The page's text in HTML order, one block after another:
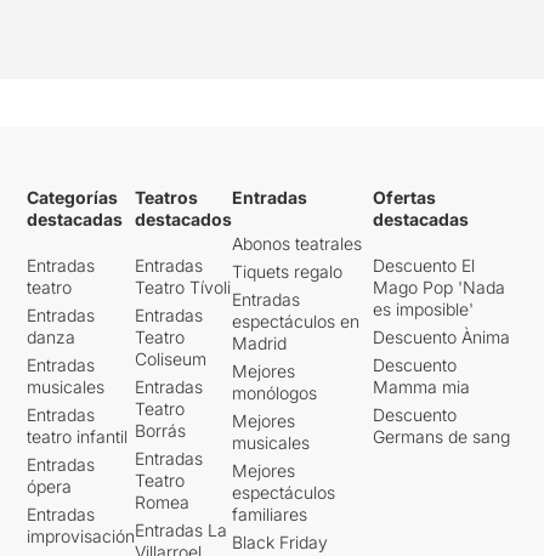
Categorías
destacadas
Entradas
teatro
Entradas
danza
Entradas
musicales
Entradas
teatro infantil
Entradas
ópera
Entradas
improvisación
Teatros
destacados
Entradas
Teatro Tívoli
Entradas
Teatro
Coliseum
Entradas
Teatro
Borrás
Entradas
Teatro
Romea
Entradas La
Villarroel
Entradas
Abonos teatrales
Tiquets regalo
Entradas
espectáculos en
Madrid
Mejores
monólogos
Mejores
musicales
Mejores
espectáculos
familiares
Black Friday
Ofertas
destacadas
Descuento El
Mago Pop 'Nada
es imposible'
Descuento Ànima
Descuento
Mamma mia
Descuento
Germans de sang